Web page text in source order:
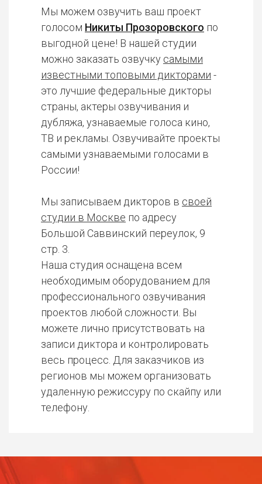
Мы можем озвучить ваш проект
голосом Никиты Прозоровского по
выгодной цене! В нашей студии
можно заказать озвучку самыми
известными топовыми дикторами -
это лучшие федеральные дикторы
страны, актеры озвучивания и
дубляжа, узнаваемые голоса кино,
ТВ и рекламы. Озвучивайте проекты
самыми узнаваемыми голосами в
России!
Мы записываем дикторов в своей
студии в Москве по адресу
Большой Саввинский переулок, 9
стр. 3.
Наша студия оснащена всем
необходимым оборудованием для
профессионального озвучивания
проектов любой сложности. Вы
можете лично присутствовать на
записи диктора и контролировать
весь процесс. Для заказчиков из
регионов мы можем организовать
удаленную режиссуру по скайпу или
телефону.